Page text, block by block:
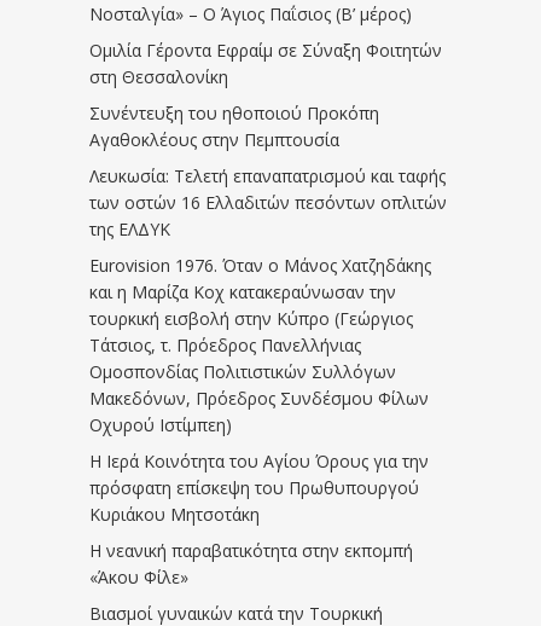
Νοσταλγία» – Ο Άγιος Παΐσιος (Β’ μέρος)
Ομιλία Γέροντα Εφραίμ σε Σύναξη Φοιτητών
στη Θεσσαλονίκη
Συνέντευξη του ηθοποιού Προκόπη
Αγαθοκλέους στην Πεμπτουσία
Λευκωσία: Τελετή επαναπατρισμού και ταφής
των οστών 16 Ελλαδιτών πεσόντων οπλιτών
της ΕΛΔΥΚ
Eurovision 1976. Όταν ο Μάνος Χατζηδάκης
και η Μαρίζα Κοχ κατακεραύνωσαν την
τουρκική εισβολή στην Κύπρο (Γεώργιος
Τάτσιος, τ. Πρόεδρος Πανελλήνιας
Ομοσπονδίας Πολιτιστικών Συλλόγων
Μακεδόνων, Πρόεδρος Συνδέσμου Φίλων
Οχυρού Ιστίμπεη)
Η Ιερά Κοινότητα του Αγίου Όρους για την
πρόσφατη επίσκεψη του Πρωθυπουργού
Κυριάκου Μητσοτάκη
Η νεανική παραβατικότητα στην εκπομπή
«Άκου Φίλε»
Βιασμοί γυναικών κατά την Τουρκική